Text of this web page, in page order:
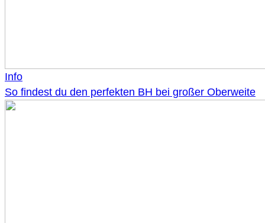
Info
So findest du den perfekten BH bei großer Oberweite